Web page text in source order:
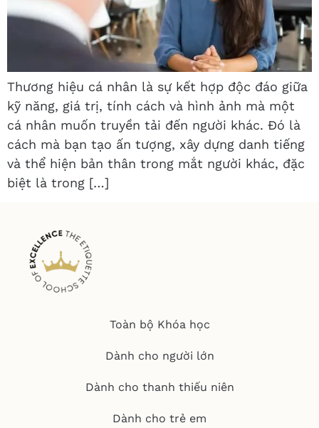
Thương hiệu cá nhân là sự kết hợp độc đáo giữa
kỹ năng, giá trị, tính cách và hình ảnh mà một
cá nhân muốn truyền tải đến người khác. Đó là
cách mà bạn tạo ấn tượng, xây dựng danh tiếng
và thể hiện bản thân trong mắt người khác, đặc
biệt là trong […]
Toàn bộ Khóa học
Dành cho người lớn
Dành cho thanh thiếu niên
Dành cho trẻ em